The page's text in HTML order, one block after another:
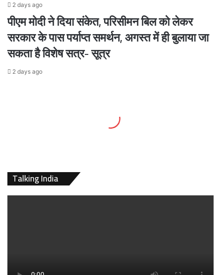
2 days ago
पीएम मोदी ने दिया संकेत, परिसीमन बिल को लेकर
सरकार के पास पर्याप्त समर्थन, अगस्त में ही बुलाया जा
सकता है विशेष सत्र- सूत्र
2 days ago
Talking India